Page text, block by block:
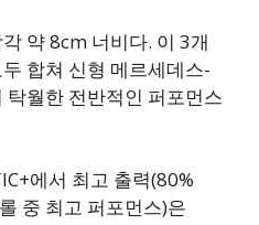
약 8cm 너비다. 이 3개
합쳐 신형 메르세데스-
월한 전반적인 퍼포먼스
에서 최고 출력(80%
중 최고 퍼포먼스)은